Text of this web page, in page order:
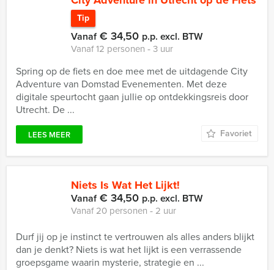
Tip
Vanaf€ 34,50 p.p. excl. BTW
Vanaf 12 personen ‐ 3 uur
Spring op de fiets en doe mee met de uitdagende City
Adventure van Domstad Evenementen. Met deze
digitale speurtocht gaan jullie op ontdekkingsreis door
Utrecht. De ...
LEES MEER Favoriet
Niets Is Wat Het Lijkt!
Vanaf€ 34,50 p.p. excl. BTW
Vanaf 20 personen ‐ 2 uur
Durf jij op je instinct te vertrouwen als alles anders blijkt
dan je denkt? Niets is wat het lijkt is een verrassende
groepsgame waarin mysterie, strategie en ...